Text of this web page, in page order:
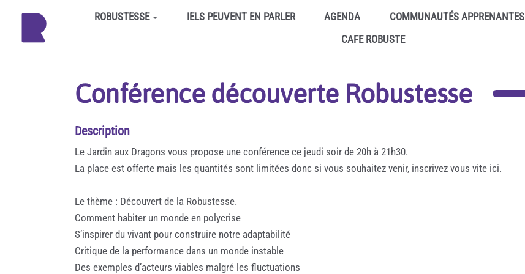
Aller au contenu principalROBUSTESSE IELS PEUVENT EN PARLER AGENDA COMMUNAUTÉS APPRENANTES
CAFE ROBUSTE
Conférence découverte Robustesse
Description
Le Jardin aux Dragons vous propose une conférence ce jeudi soir de 20h à 21h30.
La place est offerte mais les quantités sont limitées donc si vous souhaitez venir, inscrivez vous vite ici.
Le thème : Découvert de la Robustesse.
Comment habiter un monde en polycrise
S’inspirer du vivant pour construire notre adaptabilité
Critique de la performance dans un monde instable
Des exemples d’acteurs viables malgré les fluctuations